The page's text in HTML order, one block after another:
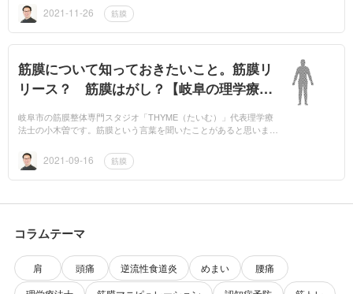
（厚生労働省：VDT...
2021-11-26 筋膜
筋膜について知っておきたいこと。筋膜リ
リース？ 筋膜はがし？【岐阜の理学療法
岐阜市の筋膜整体専門スタジオ「THYME（たいむ）」代表理学療
法士の小木曽です。筋膜という言葉を聞いたことがあると思いま
「筋膜」という言葉が...
2021-09-16 筋膜
コラムテーマ
肩 頭痛 逆流性食道炎 めまい
腰痛